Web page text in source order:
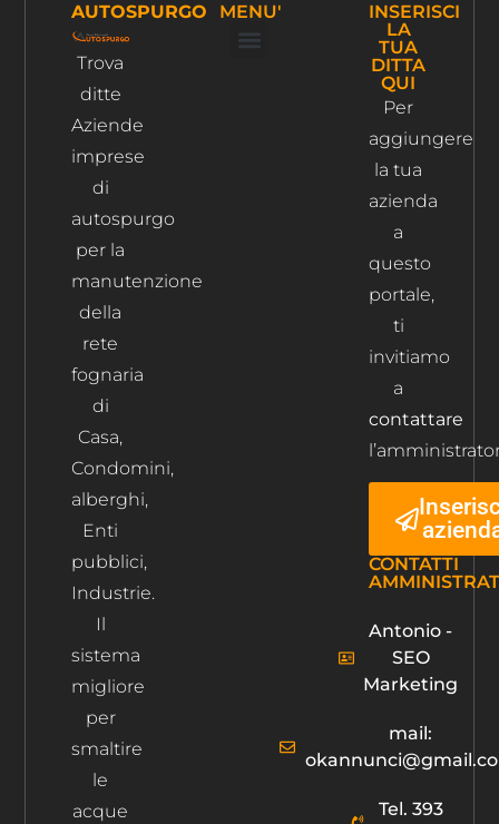
AUTOSPURGO
Trova
ditte
Aziende
imprese
di
autospurgo
per la
manutenzione
della
rete
fognaria
di
Casa,
Condomini,
alberghi,
Enti
pubblici,
Industrie.
Il
sistema
migliore
per
smaltire
le
acque
MENU'
INSERISCI
LA
TUA
DITTA
QUI
Per
aggiungere
la tua
azienda
a
questo
portale,
ti
invitiamo
a
contattare
CONTATTI
Antonio -
SEO
Marketing
mail:
Tel. 393